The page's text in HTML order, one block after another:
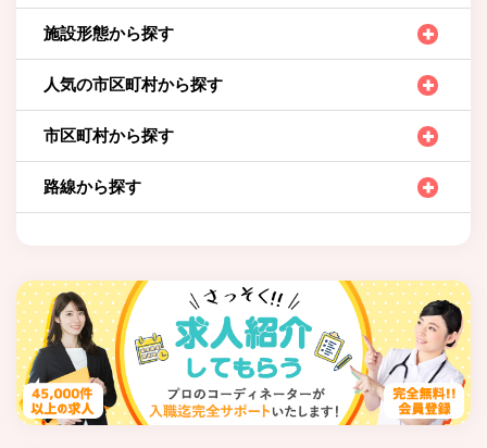
施設形態から探す
人気の市区町村から探す
市区町村から探す
路線から探す